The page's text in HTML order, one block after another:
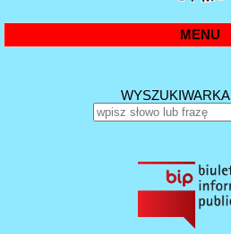
MENU
WYSZUKIWARKA